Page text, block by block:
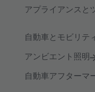
アプライアンスと
自動車とモビリテ
アンビエント照明
自動車アフターマ